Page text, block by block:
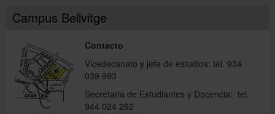
Campus Bellvitge
Contacto
Vicedecanato y jefe de estudios: tel. 934
039 993
Secretaria de Estudiantes y Docencia: tel.
944 024 292